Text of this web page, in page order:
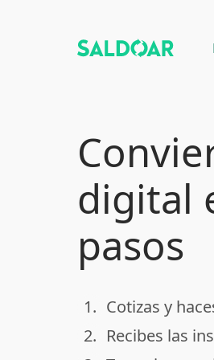
digital
pasos
done
1. Cotizas y
done
2. Recibes las